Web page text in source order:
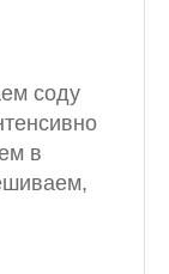
соду
в